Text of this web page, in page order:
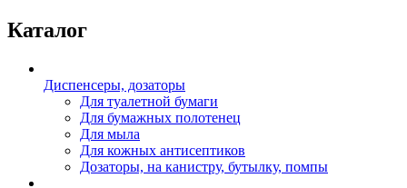
Каталог
Диспенсеры, дозаторы
Для туалетной бумаги
Для бумажных полотенец
Для мыла
Для кожных антисептиков
Дозаторы, на канистру, бутылку, помпы